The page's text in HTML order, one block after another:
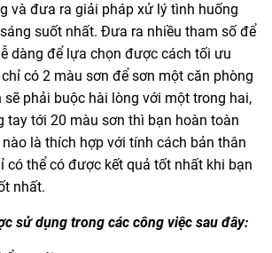
và đưa ra giải pháp xử lý tình huống
suốt nhất. Đưa ra nhiều tham số để
dàng để lựa chọn được cách tối ưu
có 2 màu sơn để sơn một căn phòng
sẽ phải buộc hài lòng với một trong hai,
tay tới 20 màu sơn thì bạn hoàn toàn
là thích hợp với tính cách bản thân
có thể có được kết quả tốt nhất khi bạn
nhất.
sử dụng trong các công việc sau đây: